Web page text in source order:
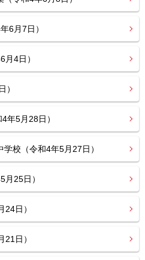
6月7日）
4日）
）
年5月28日）
校（令和4年5月27日）
25日）
日）
日）